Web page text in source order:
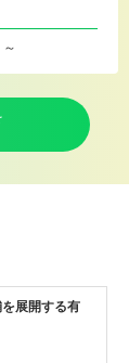
を展開する有